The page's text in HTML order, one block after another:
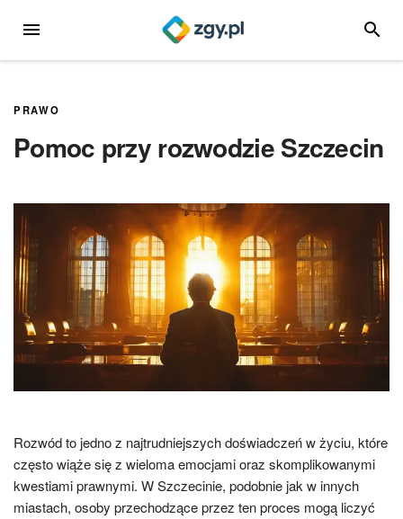
MENU
PRAWO
Pomoc przy rozwodzie Szczecin
Rozwód to jedno z najtrudniejszych doświadczeń w życiu, które
często wiąże się z wieloma emocjami oraz skomplikowanymi
kwestiami prawnymi. W Szczecinie, podobnie jak w innych
miastach, osoby przechodzące przez ten proces mogą liczyć